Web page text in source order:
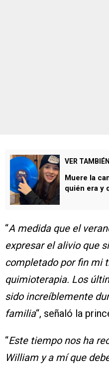
VER TAMBIÉN
Muere la
quién era y
“A medida que el
expresar el alivio que
completado por fin mi
quimioterapia. Los
sido increíblemente
familia“, señaló la
“Este tiempo nos ha
William y a mí que